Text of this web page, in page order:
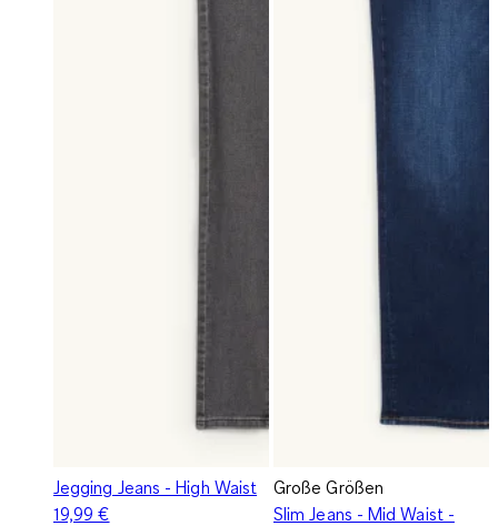
Jegging Jeans - High Waist
19,99 €
Große Größen
Slim Jeans - Mid Waist -